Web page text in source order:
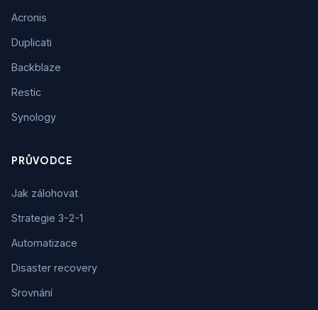
Acronis
Duplicati
Backblaze
Restic
Synology
PRŮVODCE
Jak zálohovat
Strategie 3-2-1
Automatizace
Disaster recovery
Srovnání